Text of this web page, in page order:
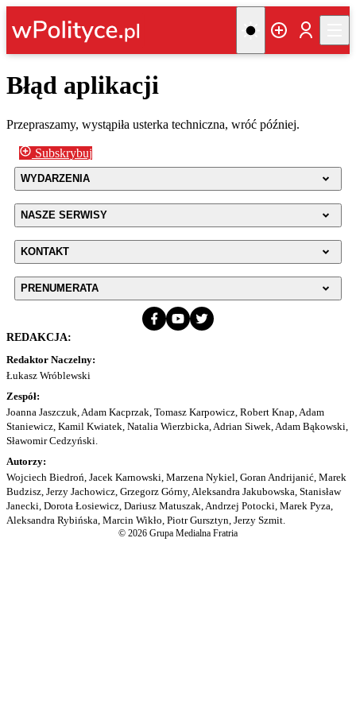
Błąd aplikacji
Przepraszamy, wystąpiła usterka techniczna, wróć później.
Subskrybuj
WYDARZENIA
NASZE SERWISY
KONTAKT
PRENUMERATA
REDAKCJA:
Redaktor Naczelny:
Łukasz Wróblewski
Zespół:
Joanna Jaszczuk, Adam Kacprzak, Tomasz Karpowicz, Robert Knap, Adam
Staniewicz, Kamil Kwiatek, Natalia Wierzbicka, Adrian Siwek, Adam Bąkowski,
Sławomir Cedzyński.
Autorzy:
Wojciech Biedroń, Jacek Karnowski, Marzena Nykiel, Goran Andrijanić, Marek
Budzisz, Jerzy Jachowicz, Grzegorz Górny, Aleksandra Jakubowska, Stanisław
Janecki, Dorota Łosiewicz, Dariusz Matuszak, Andrzej Potocki, Marek Pyza,
Aleksandra Rybińska, Marcin Wikło, Piotr Gursztyn, Jerzy Szmit.
© 2026 Grupa Medialna Fratria